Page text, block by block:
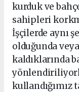
kurduk ve
sahipleri
İşçilerde aynı
olduğunda
kaldıklarında
kullandığımız